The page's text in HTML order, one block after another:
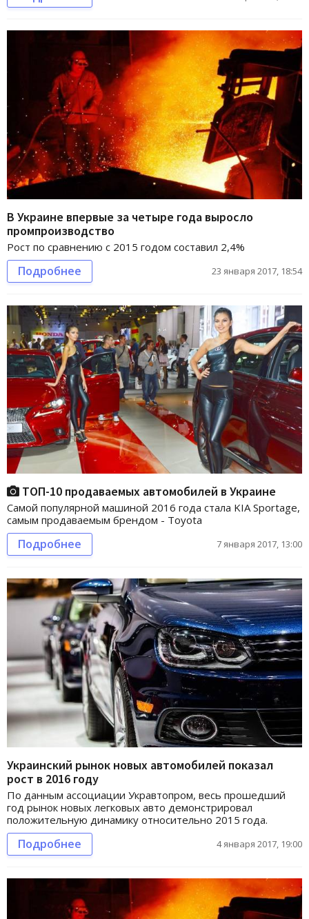
В Украине впервые за четыре года выросло
промпроизводство
Рост по сравнению с 2015 годом составил 2,4%
Подробнее 23 января 2017, 18:54
ТОП-10 продаваемых автомобилей в Украине
Самой популярной машиной 2016 года стала KIA Sportage,
самым продаваемым брендом - Toyota
Подробнее 7 января 2017, 13:00
Украинский рынок новых автомобилей показал
рост в 2016 году
По данным ассоциации Укравтопром, весь прошедший
год рынок новых легковых авто демонстрировал
положительную динамику относительно 2015 года.
Подробнее 4 января 2017, 19:00